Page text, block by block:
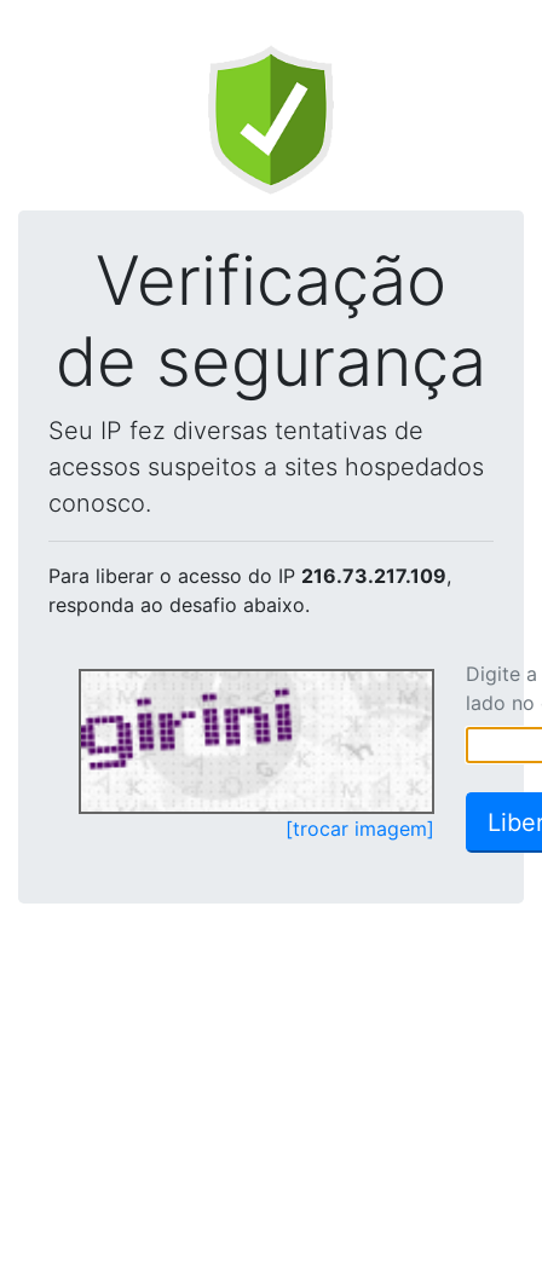
Verificação
de segurança
Seu IP fez diversas tentativas de
acessos suspeitos a sites hospedados
conosco.
Para liberar o acesso do IP 216.73.217.109,
responda ao desafio abaixo.
[trocar imagem]
Digite
lado no